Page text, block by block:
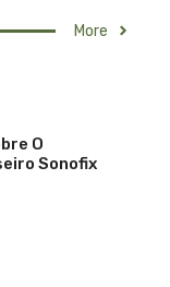
More
O
Sonofix